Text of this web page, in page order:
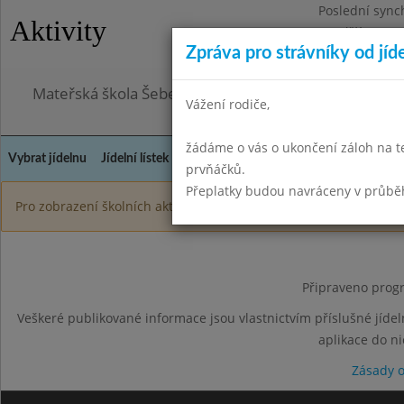
Aktivity
Poslední
Pondělí
Omezení
Mateřská škola Šebetov, příspěvková organizace
Vybrat jídelnu Jídelní lístek
Pro zobrazení školních aktivit je nutné být přihlášen.
Připraveno
Veškeré publikované informace jsou vlastnictvím příslušné
aplikace do
Zásady
Zpráva pro strávníky od
Vážení rodiče,
žádáme o vás o ukončení záloh na
prvňáčků.
Přeplatky budou navráceny v